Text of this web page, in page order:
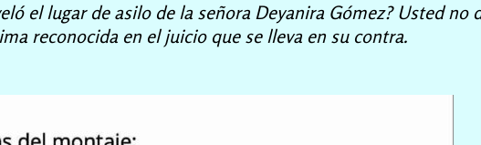
el lugar de asilo de la señora Deyanira Gómez? Usted no
reconocida en el juicio que se lleva en su contra.